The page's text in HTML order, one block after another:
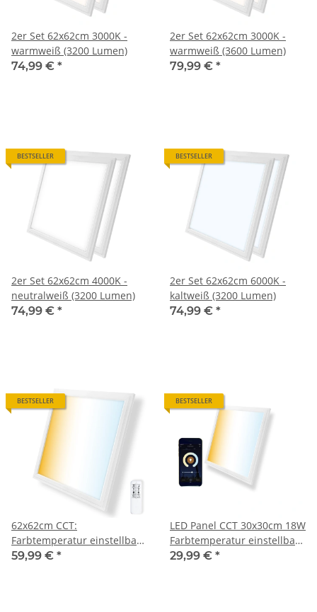
2er Set 62x62cm 3000K -
warmweiß (3200 Lumen)
74,99 € *
2er Set 62x62cm 3000K -
warmweiß (3600 Lumen)
79,99 € *
BESTSELLER
2er Set 62x62cm 4000K -
neutralweiß (3200 Lumen)
74,99 € *
BESTSELLER
2er Set 62x62cm 6000K -
kaltweiß (3200 Lumen)
74,99 € *
BESTSELLER
62x62cm CCT:
Farbtemperatur einstellbar
und dimmbar
59,99 € *
BESTSELLER
LED Panel CCT 30x30cm 18W
Farbtemperatur einstellbar
und dimmbar
29,99 € *